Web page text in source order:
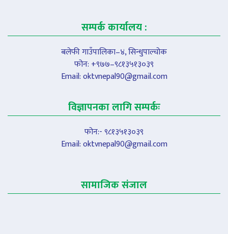
सम्पर्क कार्यालय :
बलेफी गाउँपालिका–४, सिन्धुपाल्चोक
फोन: +९७७–९८१३५१३०३९
Email:oktvnepal90@gmail.com
विज्ञापनका लागि सम्पर्कः
फोन:- ९८१३५१३०३९
Email:oktvnepal90@gmail.com
सामाजिक संजाल